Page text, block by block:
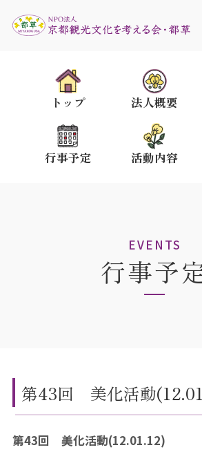
トップ 法人概要
行事予定 活動内容
EVENTS
行事予
第43回 美化活動
第43回 美化活動(12.01.12)